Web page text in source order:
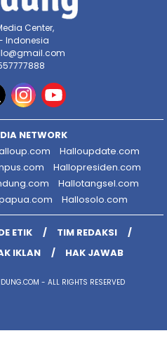
Center,
Indonesia
NETWORK
Halloupdate.com
Hallopresiden.com
Hallotangsel.com
Hallosolo.com
ETIK
TIM REDAKSI
IKLAN HAK JAWAB
- ALL RIGHTS RESERVED